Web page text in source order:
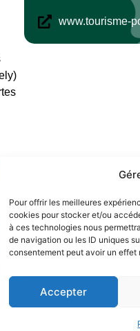
Pour offrir les meilleures
cookies pour stocker et/ou
à ces technologies nous
de navigation ou les ID uniques
consentement peut avoir un effet
Accepter
www.tourisme-
:
à 17h15